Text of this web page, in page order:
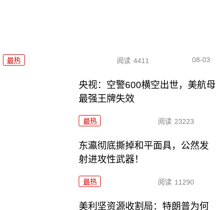
最热 阅读 4411 08-03
央视：空警600横空出世，美航母
最强王牌失效
最热 阅读 23223
东瀛彻底撕掉和平面具，公然发
射进攻性武器！
最热 阅读 11290
美利坚资源收割局：特朗普为何